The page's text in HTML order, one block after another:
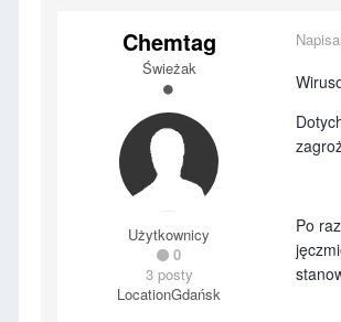
Chemtag
Świeżak
Użytkownicy
0
3 posty
LocationGdańsk
Po